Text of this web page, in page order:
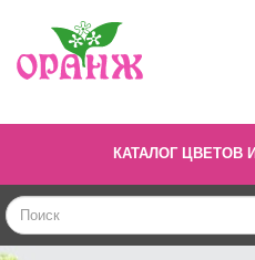
КАТАЛОГ ЦВЕТОВ